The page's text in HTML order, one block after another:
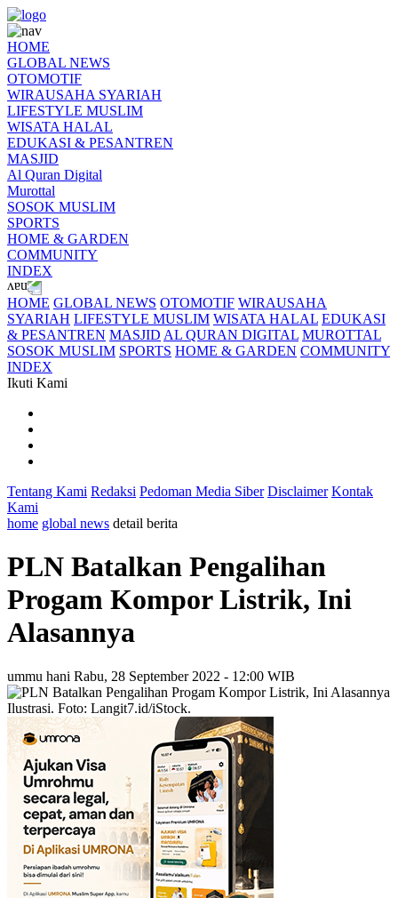
HOME
GLOBAL NEWS
OTOMOTIF
WIRAUSAHA SYARIAH
LIFESTYLE MUSLIM
WISATA HALAL
EDUKASI & PESANTREN
MASJID
Al Quran Digital
Murottal
SOSOK MUSLIM
SPORTS
HOME & GARDEN
COMMUNITY
INDEX
HOME GLOBAL NEWS OTOMOTIF WIRAUSAHA
SYARIAH LIFESTYLE MUSLIM WISATA HALAL EDUKASI
& PESANTREN MASJID AL QURAN DIGITAL MUROTTAL
SOSOK MUSLIM SPORTS HOME & GARDEN COMMUNITY
INDEX
Ikuti Kami
Tentang Kami Redaksi Pedoman Media Siber Disclaimer Kontak
Kami
home global news detail berita
PLN Batalkan Pengalihan
Progam Kompor Listrik, Ini
Alasannya
ummu hani Rabu, 28 September 2022 - 12:00 WIB
Ilustrasi. Foto: Langit7.id/iStock.